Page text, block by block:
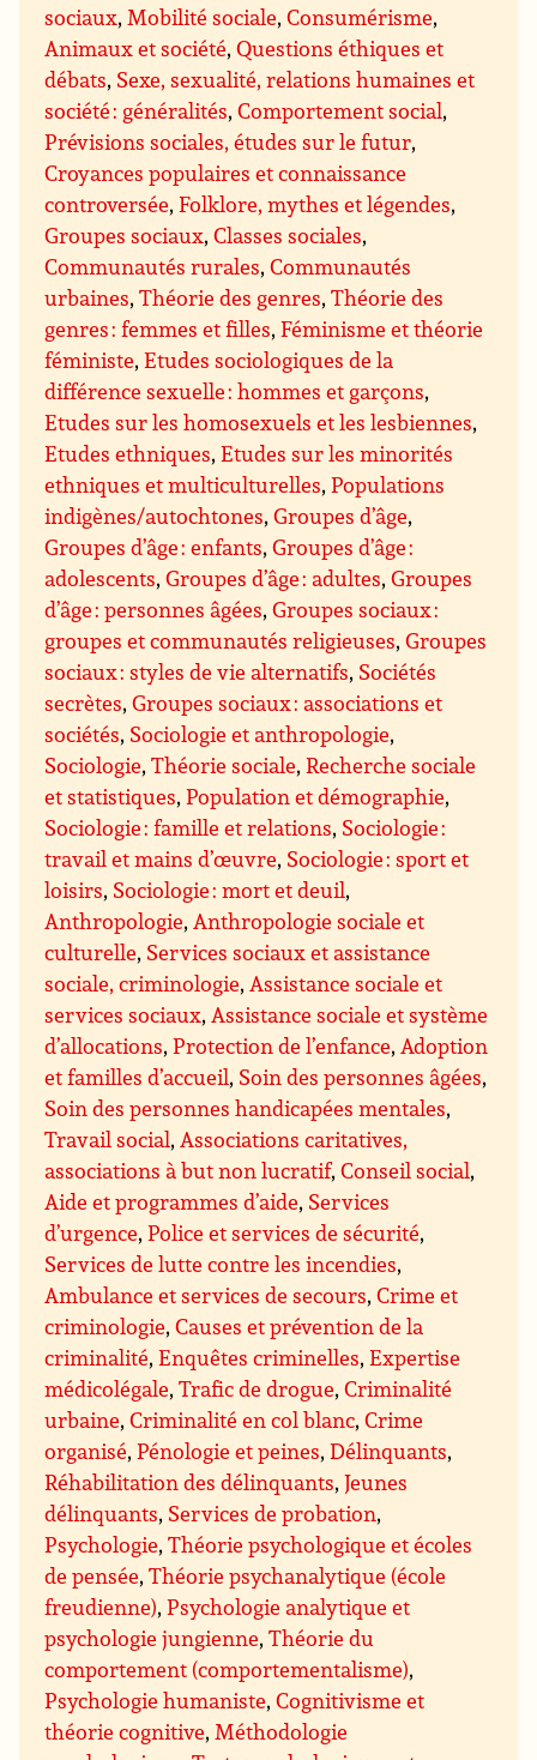
sociaux,Mobilité sociale,Consumérisme,
Animaux et société,Questions éthiques et
débats, Sexe, sexualité, relations humaines et
société : généralités,Comportement social,
Prévisions sociales, études sur le futur,
Croyances populaires et connaissance
controversée,Folklore, mythes et légendes,
Groupes sociaux,Classes sociales,
Communautés rurales,Communautés
urbaines,Théorie des genres,Théorie des
genres : femmes et filles,Féminisme et théorie
féministe,Etudes sociologiques de la
différence sexuelle : hommes et garçons,
Etudes sur les homosexuels et les lesbiennes,
Etudes ethniques,Etudes sur les minorités
ethniques et multiculturelles,Populations
indigènes/autochtones,Groupes d’âge,
Groupes d’âge : enfants,Groupes d’âge :
adolescents,Groupes d’âge : adultes,Groupes
d’âge : personnes âgées,Groupes sociaux :
groupes et communautés religieuses,Groupes
sociaux : styles de vie alternatifs, Sociétés
secrètes,Groupes sociaux : associations et
sociétés, Sociologie et anthropologie,
Sociologie,Théorie sociale,Recherche sociale
et statistiques,Population et démographie,
Sociologie : famille et relations, Sociologie :
travail et mains d’œuvre, Sociologie : sport et
loisirs, Sociologie : mort et deuil,
Anthropologie,Anthropologie sociale et
culturelle, Services sociaux et assistance
sociale, criminologie,Assistance sociale et
services sociaux,Assistance sociale et système
d’allocations,Protection de l’enfance,Adoption
et familles d’accueil, Soin des personnes âgées,
Soin des personnes handicapées mentales,
Travail social,Associations caritatives,
associations à but non lucratif,Conseil social,
Aide et programmes d’aide, Services
d’urgence,Police et services de sécurité,
Services de lutte contre les incendies,
Ambulance et services de secours,Crime et
criminologie,Causes et prévention de la
criminalité,Enquêtes criminelles,Expertise
médicolégale,Trafic de drogue,Criminalité
urbaine,Criminalité en col blanc,Crime
organisé,Pénologie et peines,Délinquants,
Réhabilitation des délinquants,Jeunes
délinquants, Services de probation,
Psychologie,Théorie psychologique et écoles
de pensée,Théorie psychanalytique (école
freudienne),Psychologie analytique et
psychologie jungienne,Théorie du
comportement (comportementalisme),
Psychologie humaniste,Cognitivisme et
théorie cognitive,Méthodologie